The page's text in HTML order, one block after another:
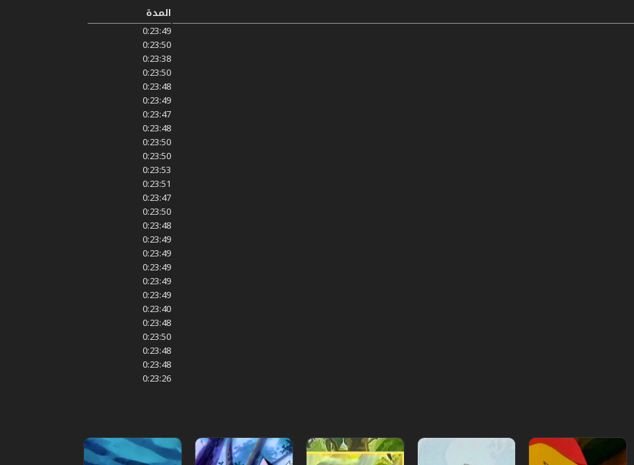
المدة
0:23:49
0:23:50
0:23:38
0:23:50
0:23:48
0:23:49
0:23:47
0:23:48
0:23:50
0:23:50
0:23:53
0:23:51
0:23:47
0:23:50
0:23:48
0:23:49
0:23:49
0:23:49
0:23:49
0:23:49
0:23:40
0:23:48
0:23:50
0:23:48
0:23:48
0:23:26